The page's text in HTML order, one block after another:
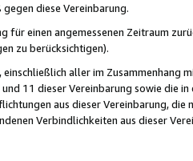
diese Vereinbarung.
einen angemessenen Zeitraum
zu berücksichtigen).
aller im Zusammenhang
11 dieser Vereinbarung sowie die
aus dieser Vereinbarung, die
Verbindlichkeiten aus dieser